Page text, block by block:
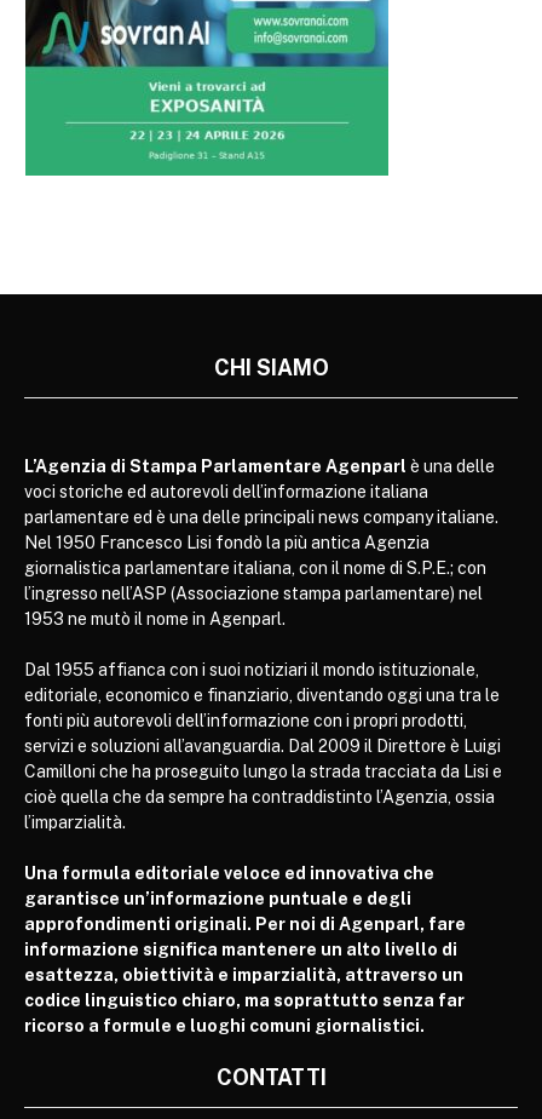
CHI SIAMO
L’Agenzia di Stampa Parlamentare Agenparl è una delle
voci storiche ed autorevoli dell’informazione italiana
parlamentare ed è una delle principali news company italiane.
Nel 1950 Francesco Lisi fondò la più antica Agenzia
giornalistica parlamentare italiana, con il nome di S.P.E.; con
l’ingresso nell’ASP (Associazione stampa parlamentare) nel
1953 ne mutò il nome in Agenparl.
Dal 1955 affianca con i suoi notiziari il mondo istituzionale,
editoriale, economico e finanziario, diventando oggi una tra le
fonti più autorevoli dell’informazione con i propri prodotti,
servizi e soluzioni all’avanguardia. Dal 2009 il Direttore è Luigi
Camilloni che ha proseguito lungo la strada tracciata da Lisi e
cioè quella che da sempre ha contraddistinto l’Agenzia, ossia
l’imparzialità.
Una formula editoriale veloce ed innovativa che
garantisce un’informazione puntuale e degli
approfondimenti originali. Per noi di Agenparl, fare
informazione significa mantenere un alto livello di
esattezza, obiettività e imparzialità, attraverso un
codice linguistico chiaro, ma soprattutto senza far
ricorso a formule e luoghi comuni giornalistici.
CONTATTI